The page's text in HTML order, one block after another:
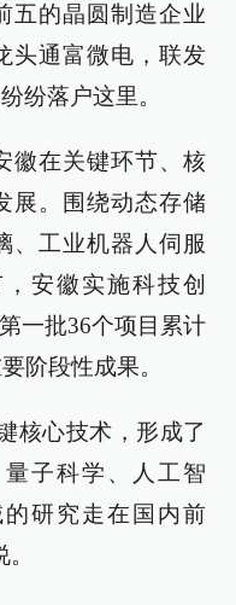
五的晶圆制造企业
头通富微电，联发
纷落户这里。
徽在关键环节、核
展。围绕动态存储
、工业机器人伺服
安徽实施科技创
一批36个项目累计
阶段性成果。
核心技术，形成了
子科学、人工智
研究走在国内前